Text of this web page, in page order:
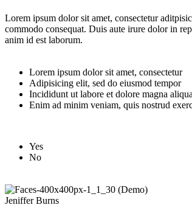
Lorem ipsum dolor sit amet, consectetur
commodo consequat. Duis aute irure dolor in
anim id est laborum.
Lorem ipsum dolor sit amet, consectetur
Adipisicing elit, sed do eiusmod tempor
Incididunt ut labore et dolore magna aliqua
Enim ad minim veniam, quis nostrud
Yes
No
Jeniffer Burns